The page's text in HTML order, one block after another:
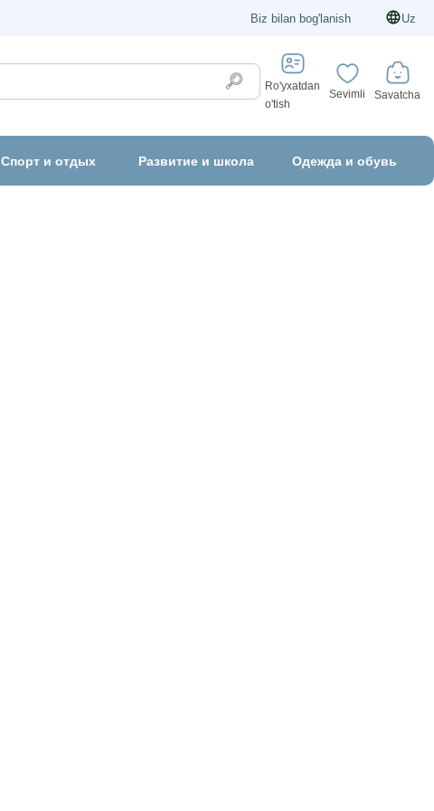
Biz bilan bog'lanish Uz
Ro'yxatdan
o'tish
Sevimli Savatcha
Спорт и отдых Развитие и школа Одежда и обувь